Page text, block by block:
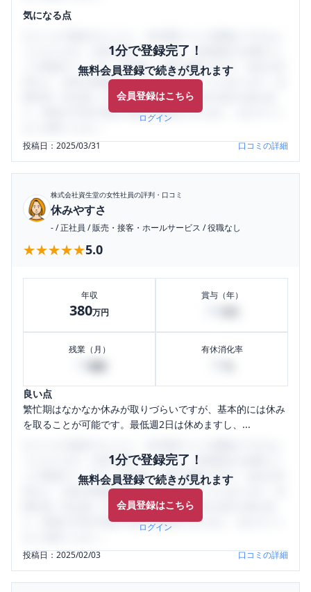
気になる点
1分で登録完了！
無料会員登録で続きが見れます
会員登録はこちら
ログイン
うになります。SHEHUB(シーハブ)は、女性限定の企業口コ
ミの投稿サイトです。給与面・女性の働きやすさ・会社の評
判など、女性の転職は気にすべき点がたくさんあります。先
輩社員（元社員）の口コミを通して、本当の会社の姿を知
り、将来の不安や現在の悩みを解消するために、ぜひサイト
投稿日：2025/03/31 口コミの詳細
株式会社資生堂の女性社員の評判・口コミ
休みやすさ
-/正社員 /販売・接客・ホールサービス /役職なし
★★★★★
★★★★★5.0
年収
380万円
賞与（年）
残業（月） 有休消化率
良い点
繁忙期はなかなか休みが取りづらいですが、基本的には休み
を取ることが可能です。最低週2日は休めますし、...
1分で登録完了！
無料会員登録で続きが見れます
会員登録はこちら
ログイン
うになります。SHEHUB(シーハブ)は、女性限定の企業口コ
ミの投稿サイトです。給与面・女性の働きやすさ・会社の評
判など、女性の転職は気にすべき点がたくさんあります。先
輩社員（元社員）の口コミを通して、本当の会社の姿を知
り、将来の不安や現在の悩みを解消するために、ぜひサイト
投稿日：2025/02/03 口コミの詳細